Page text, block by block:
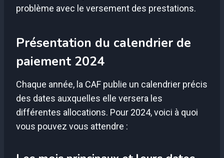
problème avec le versement des prestations.
Présentation du calendrier de
paiement 2024
Chaque année, la CAF publie un calendrier précis
des dates auxquelles elle versera les
différentes allocations. Pour 2024, voici à quoi
vous pouvez vous attendre :